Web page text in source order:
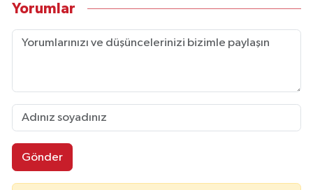
Yorumlar
Gönder